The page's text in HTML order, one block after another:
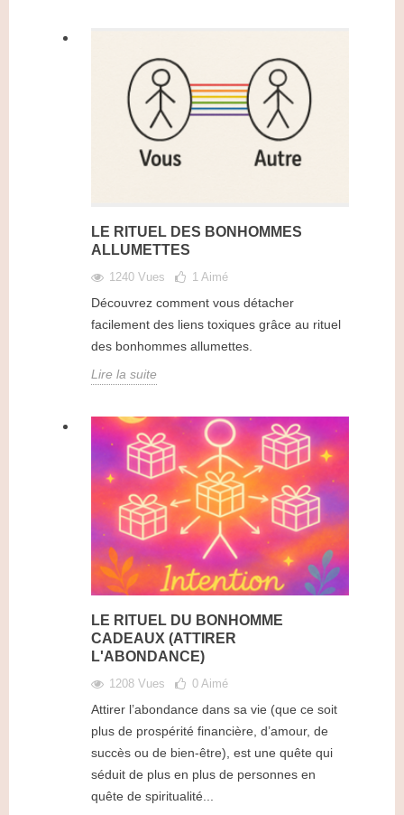
LE RITUEL DES BONHOMMES
ALLUMETTES
1240 Vues 1 Aimé
Découvrez comment vous détacher
facilement des liens toxiques grâce au rituel
des bonhommes allumettes.
Lire la suite
LE RITUEL DU BONHOMME
CADEAUX (ATTIRER
L'ABONDANCE)
1208 Vues 0 Aimé
Attirer l’abondance dans sa vie (que ce soit
plus de prospérité financière, d’amour, de
succès ou de bien-être), est une quête qui
séduit de plus en plus de personnes en
quête de spiritualité...